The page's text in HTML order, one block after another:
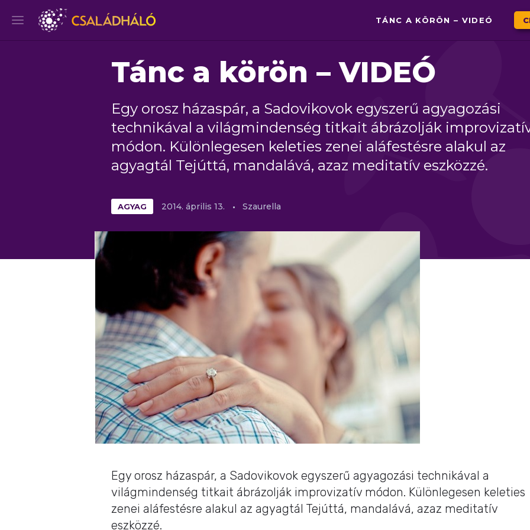
TÁNC A KÖRÖN – VIDEÓ
Tánc a körön – VIDEÓ
Egy orosz házaspár, a Sadovikovok egyszerű agyagozási
technikával a világmindenség titkait ábrázolják
módon. Különlegesen keleties zenei aláfestésre alakul az
agyagtál Tejúttá, mandalává, azaz meditatív eszközzé.
AGYAG 2014. április 13. Szaurella
Egy orosz házaspár, a Sadovikovok egyszerű agyagozási technikával a
világmindenség titkait ábrázolják improvizatív módon. Különlegesen keleties
zenei aláfestésre alakul az agyagtál Tejúttá, mandalává, azaz meditatív
eszközzé.